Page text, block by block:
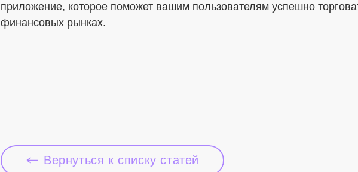
приложение, которое поможет вашим пользователям успешно
финансовых рынках.
Вернуться к списку статей